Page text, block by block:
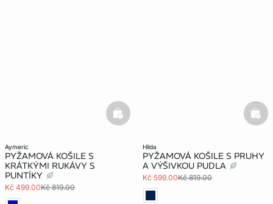
aymeric
PYŽAMOVÁ KOŠILE S
KRÁTKÝMI RUKÁVY S
PUNTÍKY
Kč 499.00Kč 819.00
basketfull
hilda
PYŽAMOVÁ KOŠILE S PRUHY
A VÝŠIVKOU PUDLA
Kč 599.00Kč 819.00